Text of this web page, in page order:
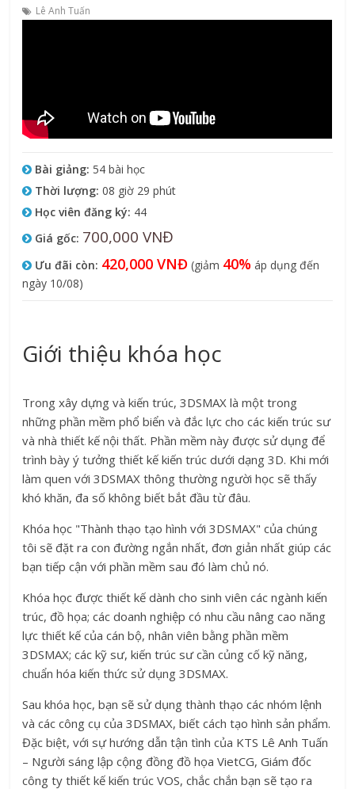
Lê Anh Tuấn
Bài giảng: 54 bài học
Thời lượng: 08 giờ 29 phút
Học viên đăng ký: 44
Giá gốc: 700,000 VNĐ
Ưu đãi còn: 420,000 VNĐ (giảm 40% áp dụng đến
ngày 10/08)
Giới thiệu khóa học
Trong xây dựng và kiến trúc, 3DSMAX là một trong
những phần mềm phổ biển và đắc lực cho các kiến trúc sư
và nhà thiết kế nội thất. Phần mềm này được sử dụng để
trình bày ý tưởng thiết kế kiến trúc dưới dạng 3D. Khi mới
làm quen với 3DSMAX thông thường người học sẽ thấy
khó khăn, đa số không biết bắt đầu từ đâu.
Khóa học "Thành thạo tạo hình với 3DSMAX" của chúng
tôi sẽ đặt ra con đường ngắn nhất, đơn giản nhất giúp các
bạn tiếp cận với phần mềm sau đó làm chủ nó.
Khóa học được thiết kế dành cho sinh viên các ngành kiến
trúc, đồ họa; các doanh nghiệp có nhu cầu nâng cao năng
lực thiết kế của cán bộ, nhân viên bằng phần mềm
3DSMAX; các kỹ sư, kiến trúc sư cần củng cố kỹ năng,
chuẩn hóa kiến thức sử dụng 3DSMAX.
Sau khóa học, bạn sẽ sử dụng thành thạo các nhóm lệnh
và các công cụ của 3DSMAX, biết cách tạo hình sản phẩm.
Đặc biệt, với sự hướng dẫn tận tình của KTS Lê Anh Tuấn
– Người sáng lập cộng đồng đồ họa VietCG, Giám đốc
công ty thiết kế kiến trúc VOS, chắc chắn bạn sẽ tạo ra